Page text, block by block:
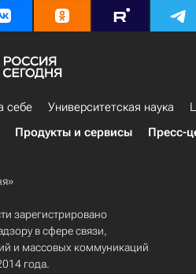
себе Университетская наука
Продукты и сервисы Пресс-
зарегистрировано
в сфере связи,
и массовых коммуникаций
года.